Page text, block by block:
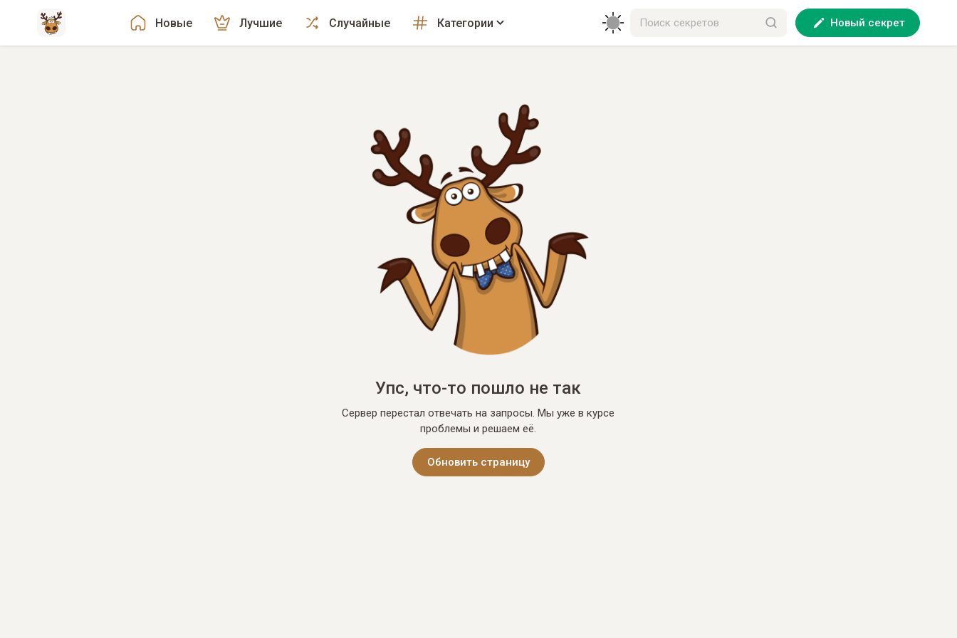
Новые Лучшие Случайные Категории Новый секрет
Упс, что-то пошло не так
Сервер перестал отвечать на запросы. Мы уже в курсе
проблемы и решаем её.
Обновить страницу